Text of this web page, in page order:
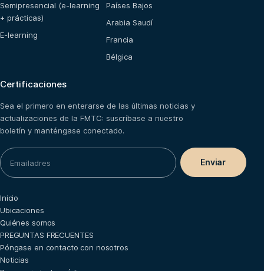
Semipresencial (e-learning
+ prácticas)
E-learning
Países Bajos
Arabia Saudí
Francia
Bélgica
Certificaciones
Sea el primero en enterarse de las últimas noticias y
actualizaciones de la FMTC: suscríbase a nuestro
boletín y manténgase conectado.
Inicio
Ubicaciones
Quiénes somos
PREGUNTAS FRECUENTES
Póngase en contacto con nosotros
Noticias